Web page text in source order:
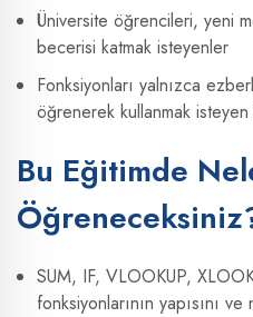
Üniversite öğrencileri, yeni
becerisi katmak isteyenler
Fonksiyonları yalnızca
öğrenerek kullanmak
Bu Eğitimde
SUM, IF, VLOOKUP,
fonksiyonlarının yapısını